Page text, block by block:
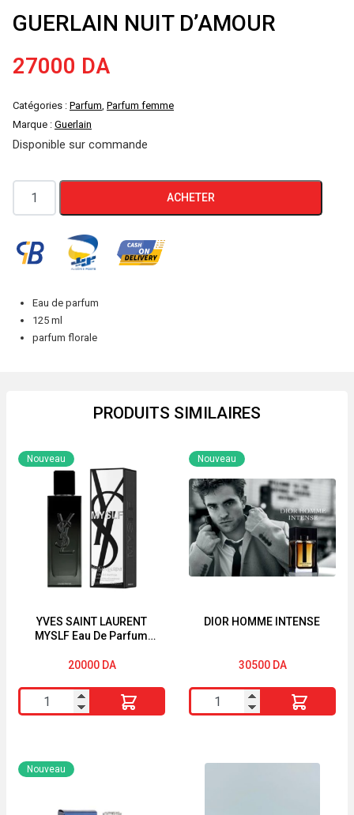
GUERLAIN NUIT D’AMOUR
27000 DA
Catégories : Parfum, Parfum femme
Marque : Guerlain
Disponible sur commande
quantité
de
NUIT
ACHETER
Eau de parfum
125 ml
parfum florale
PRODUITS SIMILAIRES
YVES SAINT LAURENT
MYSLF Eau De Parfum
Nouveau
20000 DA
quantité
de
SAINT
LAURENT
DIOR HOMME INTENSE
Nouveau
30500 DA
quantité
de
HOMME
Nouveau